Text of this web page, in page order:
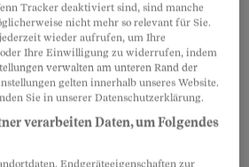
Haft verurteilt.
wurde die
mit Schlafentzug gequält.
für Frauen gebracht. Dort
nähen. Sie weigerte sich
Tracker deaktiviert sind, sind manche
nicht mehr so relevant für Sie.
wieder aufrufen, um Ihre
Ihre Einwilligung zu widerrufen, indem
verwalten am unteren Rand der
gelten innerhalb unseres Website.
Sie in unserer Datenschutzerklärung.
verarbeiten Daten, um Folgendes
Endgeräteeigenschaften zur